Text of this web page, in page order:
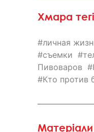
Хмара
личная
съемки
Пивоваров
Кто против